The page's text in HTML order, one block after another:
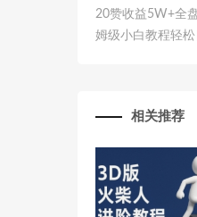
20赞收益5W+全
姆级小白教程轻
相关推荐